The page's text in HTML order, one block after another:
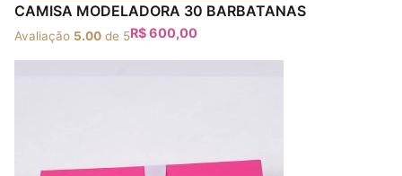
CAMISA MODELADORA 30 BARBATANAS
Avaliação 5.00 de 5R$600,00